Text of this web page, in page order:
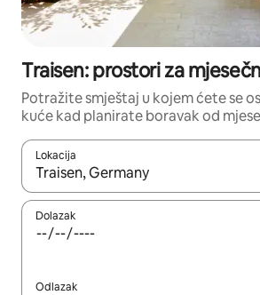
Traisen: prostori za
Potražite smještaj u kojem ćete se
kuće kad planirate boravak od
Lokacija
Kada budu dostupni rezultati, moći
Dolazak
Odlazak